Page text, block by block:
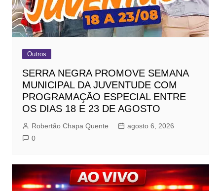
Outros
SERRA NEGRA PROMOVE SEMANA
MUNICIPAL DA JUVENTUDE COM
PROGRAMAÇÃO ESPECIAL ENTRE
OS DIAS 18 E 23 DE AGOSTO
Robertão Chapa Quente
agosto 6, 2026
0